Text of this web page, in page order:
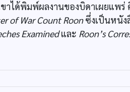
าได้พิมพ์ผลงานของบิดาเผยแพร่
of War Count Roonซึ่งเป็นหนัง
Examinedและ Roon’s